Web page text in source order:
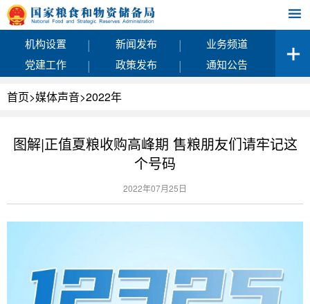
机构设置 | 新闻发布 |
业务频道
党建工作
| 政策发布 | 通知公告
首页>媒体声音>2022年
图解|正值夏粮收购高峰期 售粮朋友们请牢记这
个号码
2022年07月25日